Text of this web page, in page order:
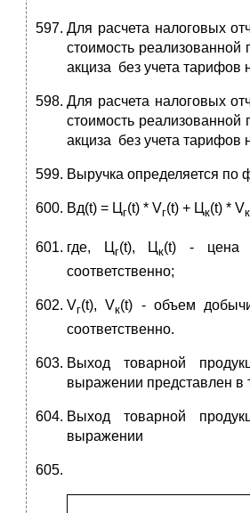
Для расчета налоговых
стоимость
акциза без учета тарифов
Для расчета налоговых
стоимость
акциза без учета тарифов
Выручка определяется по
Вд(t) = Ц г(t) * Vг(t) + Ц к(t) * Vк
где, Цг(t), Цк(t) - цена
соответственно;
Vг(t), Vк(t) - объем
соответственно.
Выход товарной
выражении представлен в
Выход товарной
выражении